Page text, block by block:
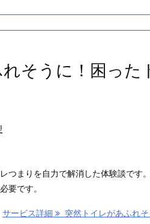
そうに！困った
つまりを自力で解消した体験談です
要です。
サービス詳細 突然トイレがあふれ